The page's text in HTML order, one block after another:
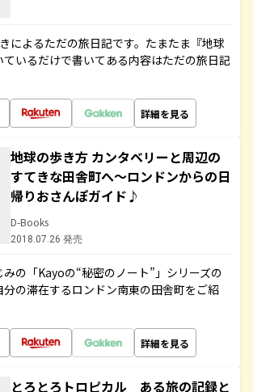
によるただの旅日記です。たまたま『地球
いるだけで書いてある内容はただの旅日記
詳細を見る
地球の歩き方 カンタベリーと周辺の
すてきな田舎町へ～ロンドンからの日
帰りおさんぽガイド♪
D-Books
2018.07.26 発売
の「Kayoの“秘密のノート”」シリーズの
の滞在するロンドン南東の田舎町をご紹
詳細を見る
とろとろトロピカル ある旅の記録と